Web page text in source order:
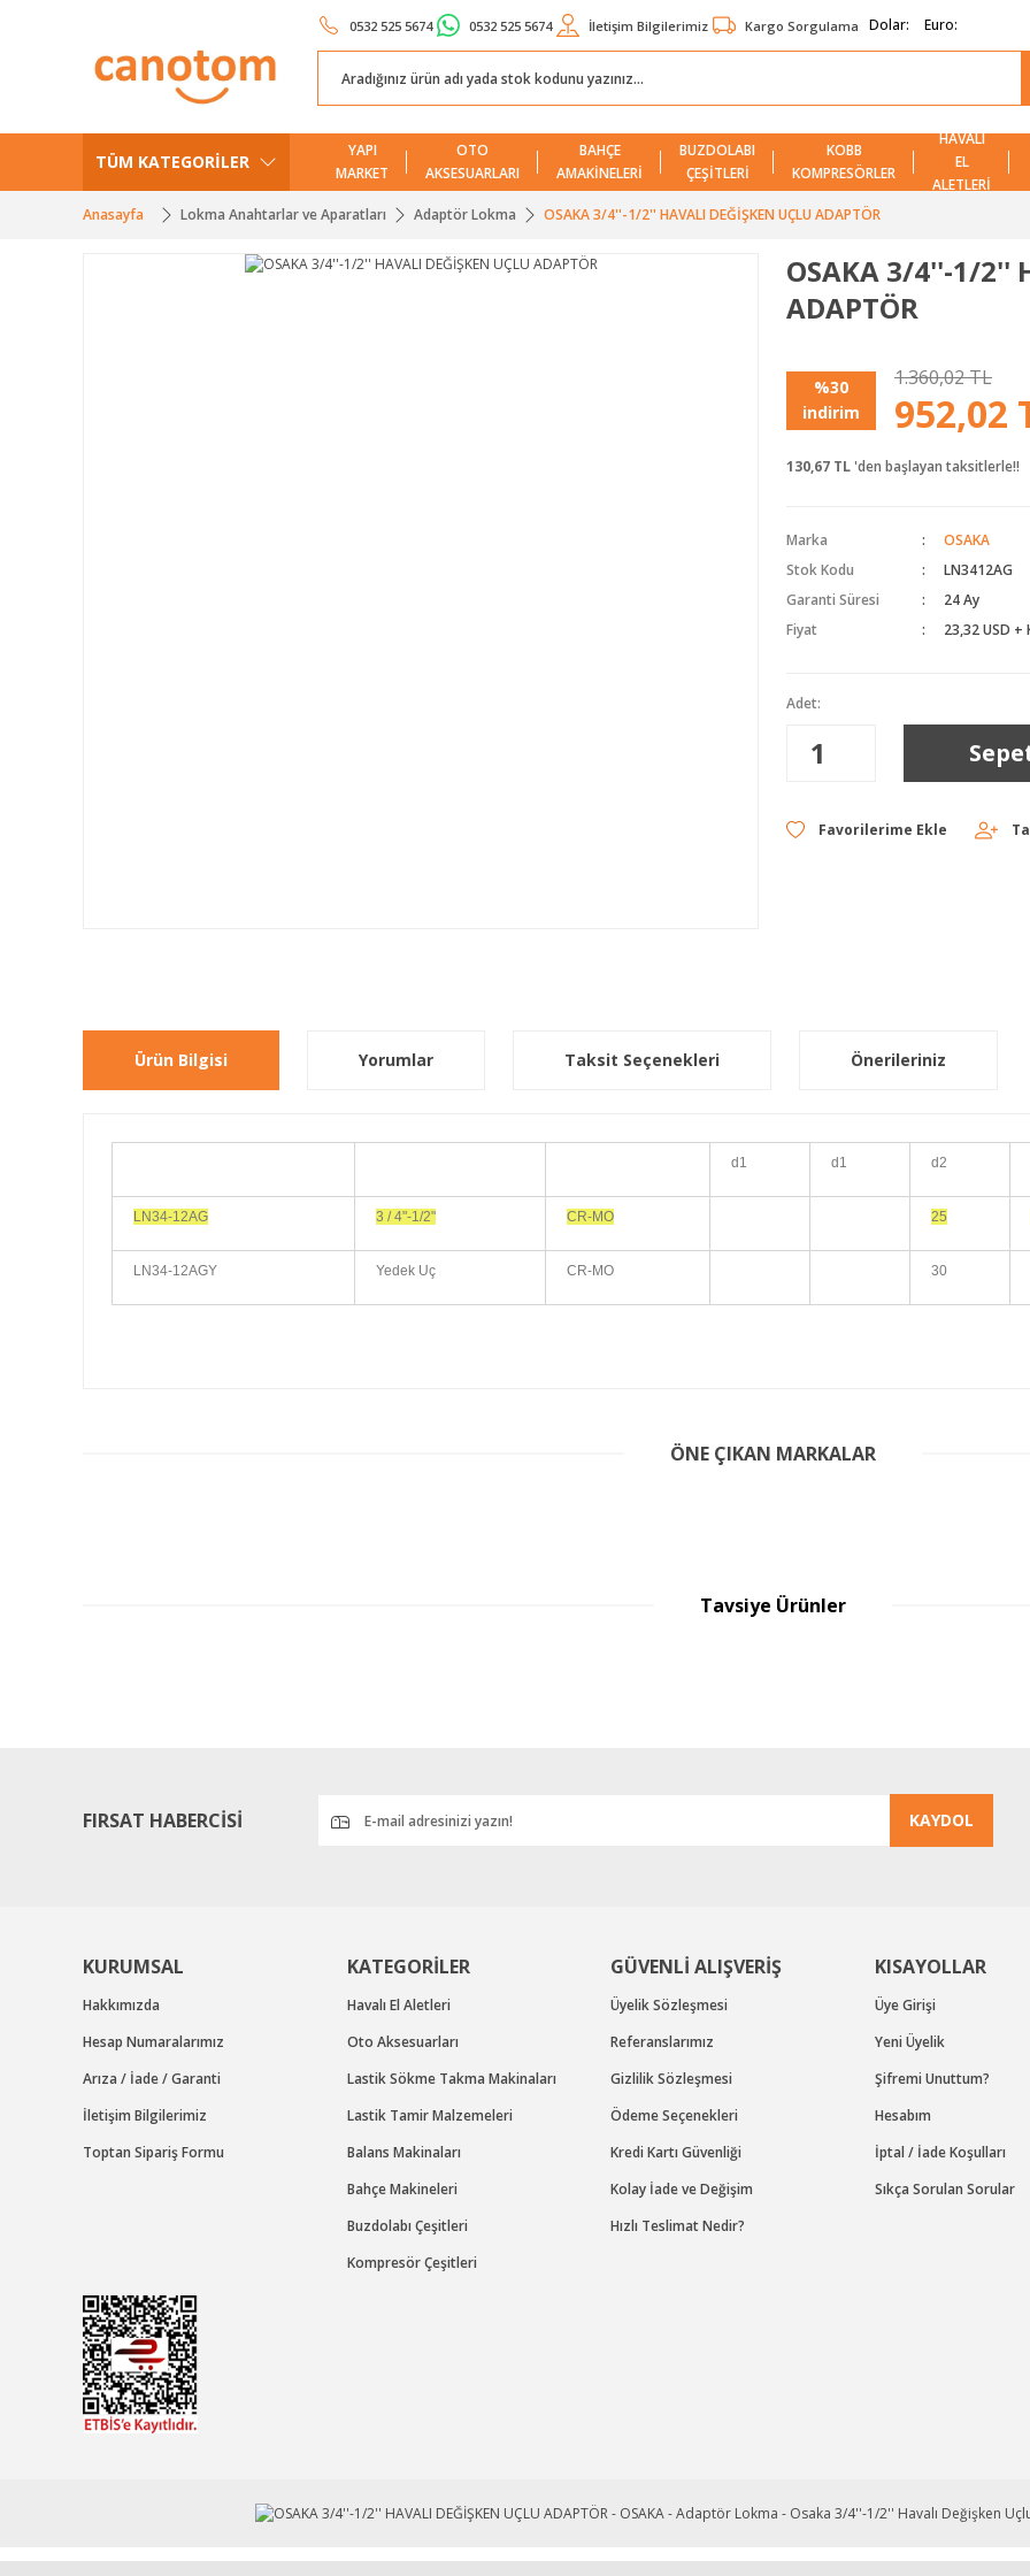
0532 525 5674 0532 525 5674 İletişim Bilgilerimiz Kargo Sorgulama Dolar: Euro:
TÜM KATEGORİLER
YAPI
MARKET
OTO
AKSESUARLARI
BAHÇE
AMAKİNELERİ
BUZDOLABI
ÇEŞİTLERİ
KOBB
KOMPRESÖRLER
HAVALI
EL
ALETLERİ
Anasayfa
Lokma Anahtarlar ve Aparatları Adaptör Lokma OSAKA 3/4''-1/2'' HAVALI DEĞİŞKEN UÇLU ADAPTÖR
OSAKA 3/4''-1/2''
ADAPTÖR
%30
indirim
1.360,02 TL
952,02
130,67 TL'den başlayan taksitlerle!!
Marka
OSAKA
Stok Kodu
LN3412AG
Garanti Süresi
24 Ay
Fiyat
23,32 USD +
Adet:
Ürün Bilgisi Yorumlar Taksit Seçenekleri Önerileriniz
d1 d1 d2
LN34-12AG 3 / 4"-1/2" CR-MO 25
LN34-12AGY Yedek Uç CR-MO 30
Bu ürüne ilk yorumu siz yapın!
ÖNE ÇIKAN MARKALAR
Tavsiye Ürünler
GAV
GAV OS-4153 HAVALI 3/4 SOMUN SÖKME-TAKMA
FIRSAT HABERCİSİ KAYDOL
KURUMSAL
Hakkımızda
Hesap Numaralarımız
Arıza / İade / Garanti
İletişim Bilgilerimiz
Toptan Sipariş Formu
KATEGORİLER
Havalı El Aletleri
Oto Aksesuarları
Lastik Sökme Takma Makinaları
Lastik Tamir Malzemeleri
Balans Makinaları
Bahçe Makineleri
Buzdolabı Çeşitleri
Kompresör Çeşitleri
GÜVENLİ ALIŞVERİŞ
Üyelik Sözleşmesi
Referanslarımız
Gizlilik Sözleşmesi
Ödeme Seçenekleri
Kredi Kartı Güvenliği
Kolay İade ve Değişim
Hızlı Teslimat Nedir?
KISAYOLLAR
Üye Girişi
Yeni Üyelik
Şifremi Unuttum?
Hesabım
İptal / İade Koşulları
Sıkça Sorulan Sorular